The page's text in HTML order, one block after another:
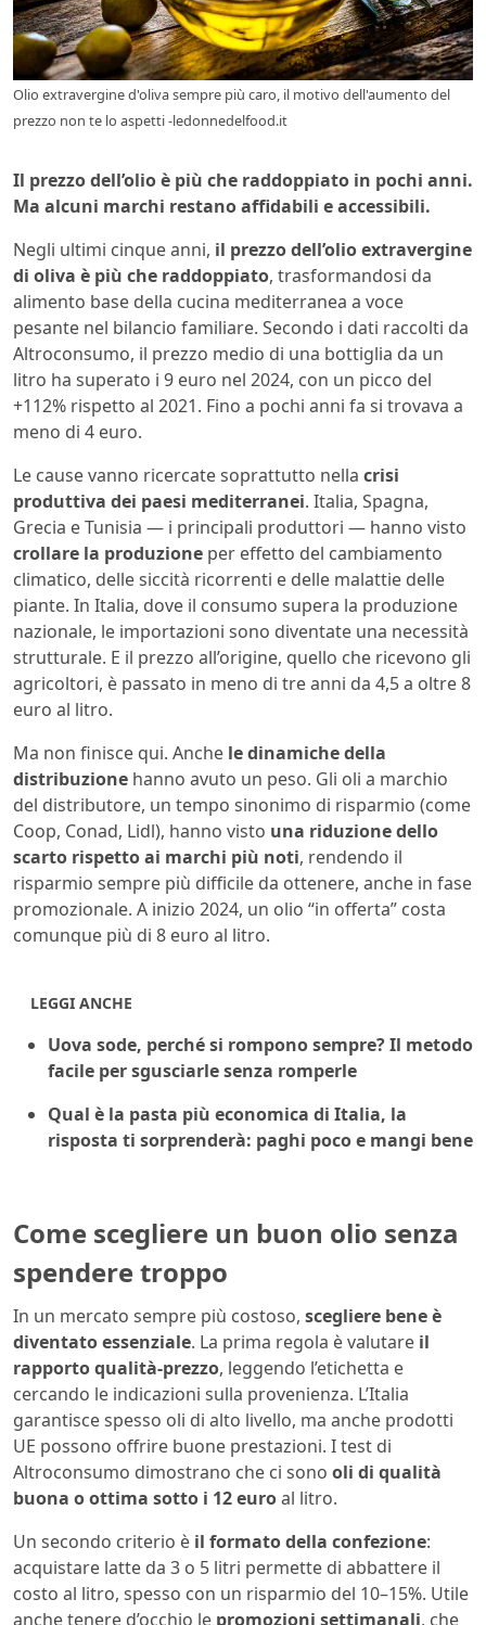
Olio extravergine d'oliva sempre più caro, il motivo dell'aumento del
prezzo non te lo aspetti -ledonnedelfood.it
Il prezzo dell’olio è più che raddoppiato in pochi anni.
Ma alcuni marchi restano affidabili e accessibili.
Negli ultimi cinque anni, il prezzo dell’olio extravergine
di oliva è più che raddoppiato, trasformandosi da
alimento base della cucina mediterranea a voce
pesante nel bilancio familiare. Secondo i dati raccolti da
Altroconsumo, il prezzo medio di una bottiglia da un
litro ha superato i 9 euro nel 2024, con un picco del
+112% rispetto al 2021. Fino a pochi anni fa si trovava a
meno di 4 euro.
Le cause vanno ricercate soprattutto nella crisi
produttiva dei paesi mediterranei. Italia, Spagna,
Grecia e Tunisia — i principali produttori — hanno visto
crollare la produzione per effetto del cambiamento
climatico, delle siccità ricorrenti e delle malattie delle
piante. In Italia, dove il consumo supera la produzione
nazionale, le importazioni sono diventate una necessità
strutturale. E il prezzo all’origine, quello che ricevono gli
agricoltori, è passato in meno di tre anni da 4,5 a oltre 8
euro al litro.
Ma non finisce qui. Anche le dinamiche della
distribuzione hanno avuto un peso. Gli oli a marchio
del distributore, un tempo sinonimo di risparmio (come
Coop, Conad, Lidl), hanno visto una riduzione dello
scarto rispetto ai marchi più noti, rendendo il
risparmio sempre più difficile da ottenere, anche in fase
promozionale. A inizio 2024, un olio “in offerta” costa
comunque più di 8 euro al litro.
LEGGI ANCHE
Uova sode, perché si rompono sempre? Il metodo
facile per sgusciarle senza romperle
Qual è la pasta più economica di Italia, la
risposta ti sorprenderà: paghi poco e mangi bene
Come scegliere un buon olio senza
spendere troppo
In un mercato sempre più costoso, scegliere bene è
diventato essenziale. La prima regola è valutare il
rapporto qualità-prezzo, leggendo l’etichetta e
cercando le indicazioni sulla provenienza. L’Italia
garantisce spesso oli di alto livello, ma anche prodotti
UE possono offrire buone prestazioni. I test di
Altroconsumo dimostrano che ci sono oli di qualità
buona o ottima sotto i 12 euroal litro.
Un secondo criterio è il formato della confezione:
acquistare latte da 3 o 5 litri permette di abbattere il
costo al litro, spesso con un risparmio del 10–15%. Utile
anche tenere d’occhio le promozioni settimanali, che